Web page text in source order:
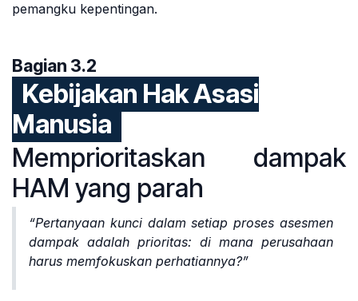
pemangku kepentingan.
Bagian 3.2
Kebijakan Hak Asasi
Manusia
Memprioritaskan dampak
HAM yang parah
“Pertanyaan kunci dalam setiap proses asesmen
dampak adalah prioritas: di mana perusahaan
harus memfokuskan perhatiannya?”